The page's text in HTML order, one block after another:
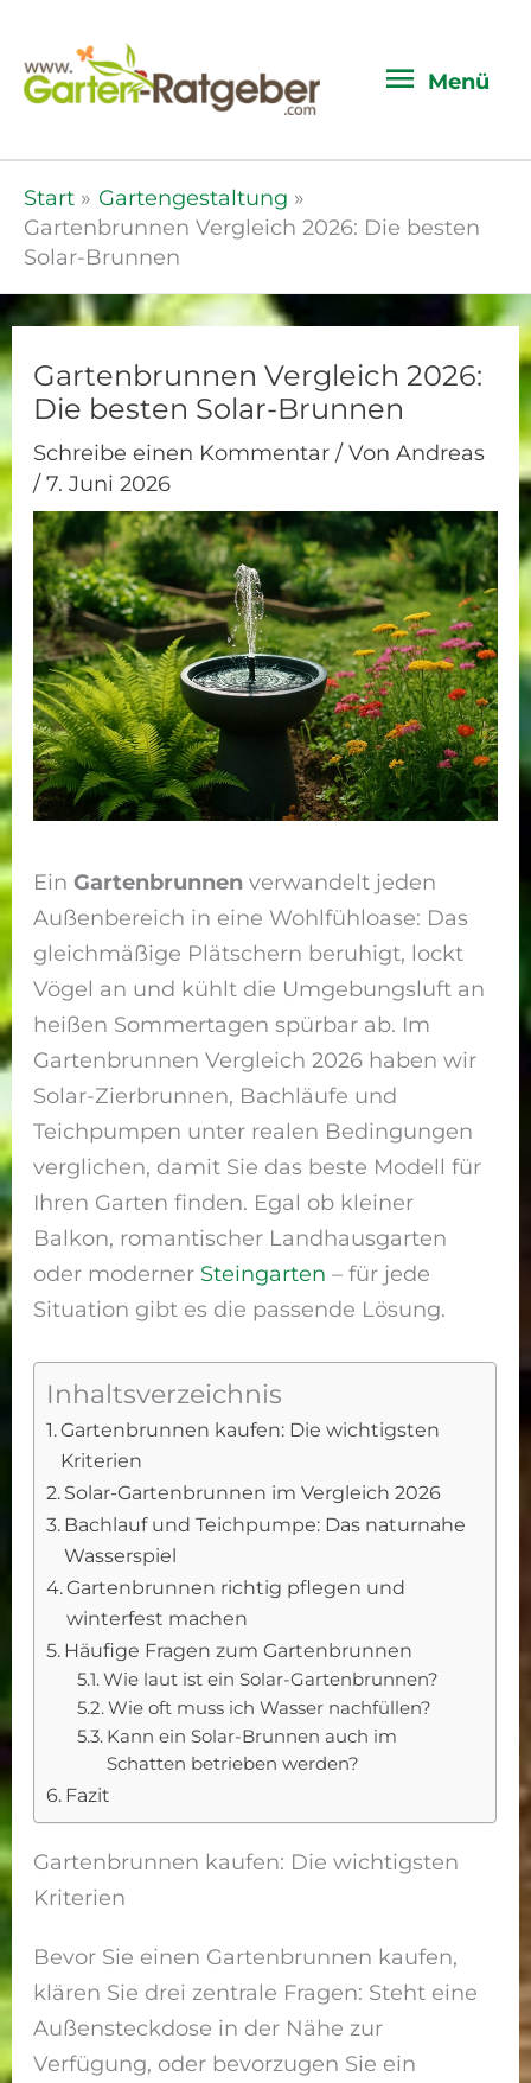
Menü
Start
Gartengestaltung
Gartenbrunnen Vergleich 2026: Die besten
Solar-Brunnen
Gartenbrunnen Vergleich 2026:
Die besten Solar-Brunnen
Schreibe einen Kommentar / VonAndreas
/7. Juni 2026
EinGartenbrunnen verwandelt jeden
Außenbereich in eine Wohlfühloase: Das
gleichmäßige Plätschern beruhigt, lockt
Vögel an und kühlt die Umgebungsluft an
heißen Sommertagen spürbar ab. Im
Gartenbrunnen Vergleich 2026 haben wir
Solar-Zierbrunnen, Bachläufe und
Teichpumpen unter realen Bedingungen
verglichen, damit Sie das beste Modell für
Ihren Garten finden. Egal ob kleiner
Balkon, romantischer Landhausgarten
oder moderner Steingarten – für jede
Situation gibt es die passende Lösung.
Inhaltsverzeichnis
Gartenbrunnen kaufen: Die wichtigsten
Kriterien
Solar-Gartenbrunnen im Vergleich 2026
Bachlauf und Teichpumpe: Das naturnahe
Wasserspiel
Gartenbrunnen richtig pflegen und
winterfest machen
Häufige Fragen zum Gartenbrunnen
Wie laut ist ein Solar-Gartenbrunnen?
Wie oft muss ich Wasser nachfüllen?
Kann ein Solar-Brunnen auch im
Schatten betrieben werden?
Fazit
Gartenbrunnen kaufen: Die wichtigsten
Kriterien
Bevor Sie einen Gartenbrunnen kaufen,
klären Sie drei zentrale Fragen: Steht eine
Außensteckdose in der Nähe zur
Verfügung, oder bevorzugen Sie ein